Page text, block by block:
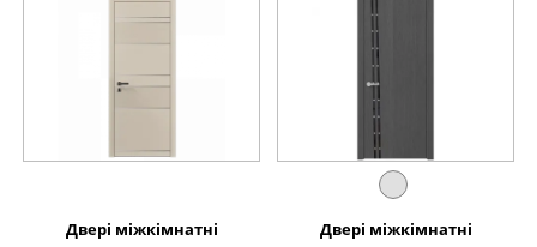
Двері міжкімнатні
Двері міжкімнатні